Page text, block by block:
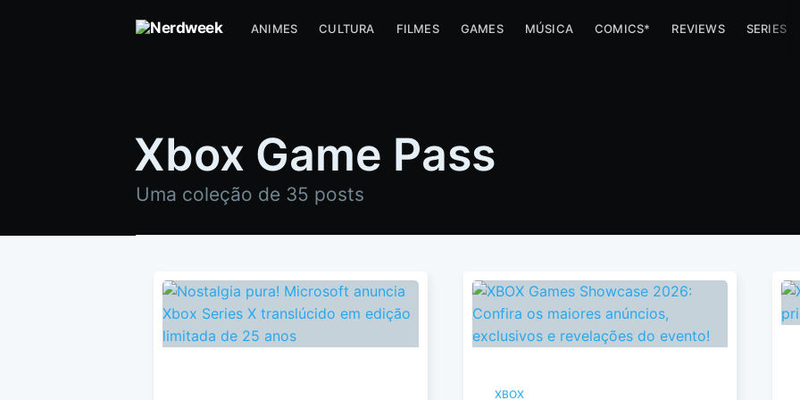
ANIMES CULTURA FILMES GAMES MÚSICA COMICS* REVIEWS SERIES
Xbox Game Pass
Uma coleção de 35 posts
XBOX